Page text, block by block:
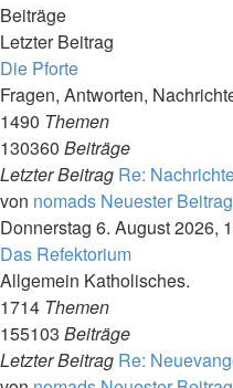
Beiträge
Letzter Beitrag
Die Pforte
Fragen, Antworten,
1490 Themen
130360 Beiträge
Letzter Beitrag Re:
von nomads Neuester Beitrag
Donnerstag 6. August 2026,
Das Refektorium
Allgemein Katholisches.
1714 Themen
155103 Beiträge
Letzter Beitrag Re: